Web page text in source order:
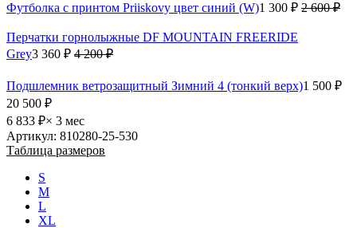
Футболка с принтом Priiskovy цвет синий (W)1 300 ₽ 2 600 ₽
Перчатки горнолыжные DF MOUNTAIN FREERIDE
Grey3 360 ₽ 4 200 ₽
Подшлемник ветрозащитный Зимний 4 (тонкий верх)1 500 ₽
20 500 ₽
6 833 ₽× 3 мес
Артикул: 810280-25-530
Таблица размеров
S
M
L
XL